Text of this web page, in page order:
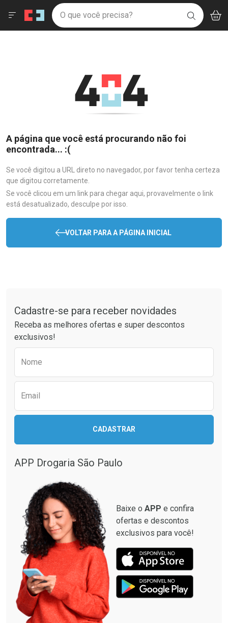
Drogaria São Paulo
Ir direto para a home
pela página
Ir direto para o conteúdo
Ir direto para a busca
Ir direto para o carrinho
Ir direto para o menu
Faça a sua busca
O que você precisa? BUSCAR
Menu
A página que você está procurando não foi
encontrada... :(
Se você digitou a URL direto no navegador, por favor tenha certeza
que digitou corretamente.
Se você clicou em um link para chegar aqui, provavelmente o link
está desatualizado, desculpe por isso.
VOLTAR PARA A PÁGINA INICIAL
Cadastre-se para receber novidades
Receba as melhores ofertas e super descontos
exclusivos!
Nome
Email
CADASTRAR
APP Drogaria São Paulo
Baixe o APP e confira
ofertas e descontos
exclusivos para você!